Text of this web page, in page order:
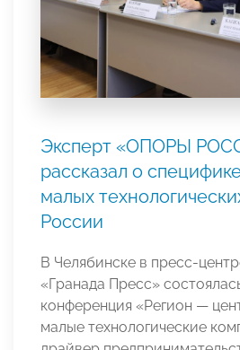
Эксперт «ОПОРЫ
рассказал о
малых
России
В Челябинске в пресс-
«Гранада Пресс»
конференция «Регион —
малые технологические